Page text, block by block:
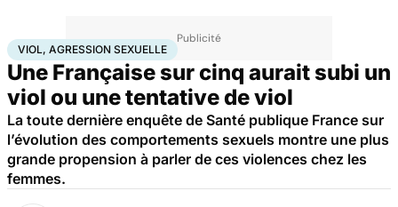
AccueilSantéViol, agression sexuelle
VIOL, AGRESSION SEXUELLE
Une Française sur cinq aurait subi un
viol ou une tentative de viol
La toute dernière enquête de Santé publique France sur
l’évolution des comportements sexuels montre une plus
grande propension à parler de ces violences chez les
femmes.